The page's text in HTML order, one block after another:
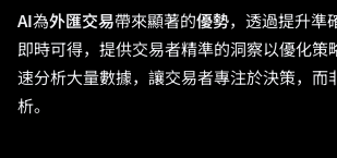
AI為外匯交易帶來顯著的優勢，透過提升準
即時可得，提供交易者精準的洞察以優化策
速分析大量數據，讓交易者專注於決策，而
析。